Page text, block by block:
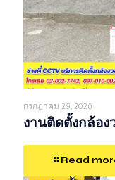
กรกฎาคม 29, 2026
งานติดตั้งกล้อง
Read